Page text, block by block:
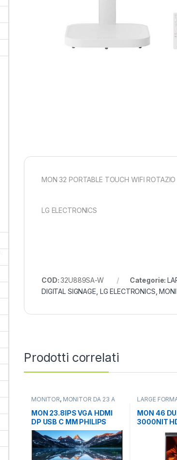
MON 32 PORTABLE TOUCH WIFI
LG ELECTRONICS
COD:32U889SA-W Categorie:
DIGITAL SIGNAGE, LG ELECTRONICS,
Prodotti correlati
MONITOR, MONITOR DA 23 A
MON 23.8IPS VGA HDMI
DP USB C MM PHILIPS
243B9/00
LARGE
MON 46
3000NIT
USB LAN